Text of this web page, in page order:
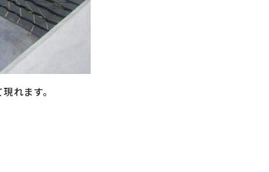
れます。